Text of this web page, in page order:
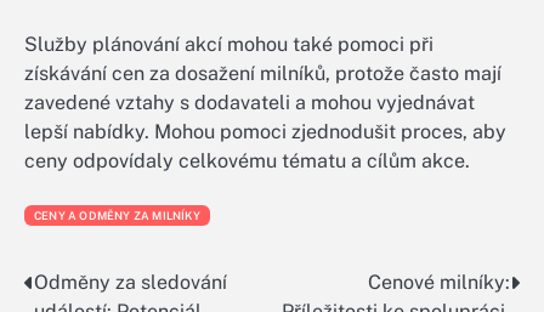
Služby plánování akcí mohou také pomoci při
získávání cen za dosažení milníků, protože často mají
zavedené vztahy s dodavateli a mohou vyjednávat
lepší nabídky. Mohou pomoci zjednodušit proces, aby
ceny odpovídaly celkovému tématu a cílům akce.
CENY A ODMĚNY ZA MILNÍKY
Post
Odměny za sledování
Cenové milníky: